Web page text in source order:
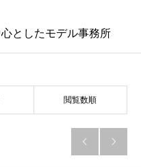
としたモデル事務所
閲覧数順
 